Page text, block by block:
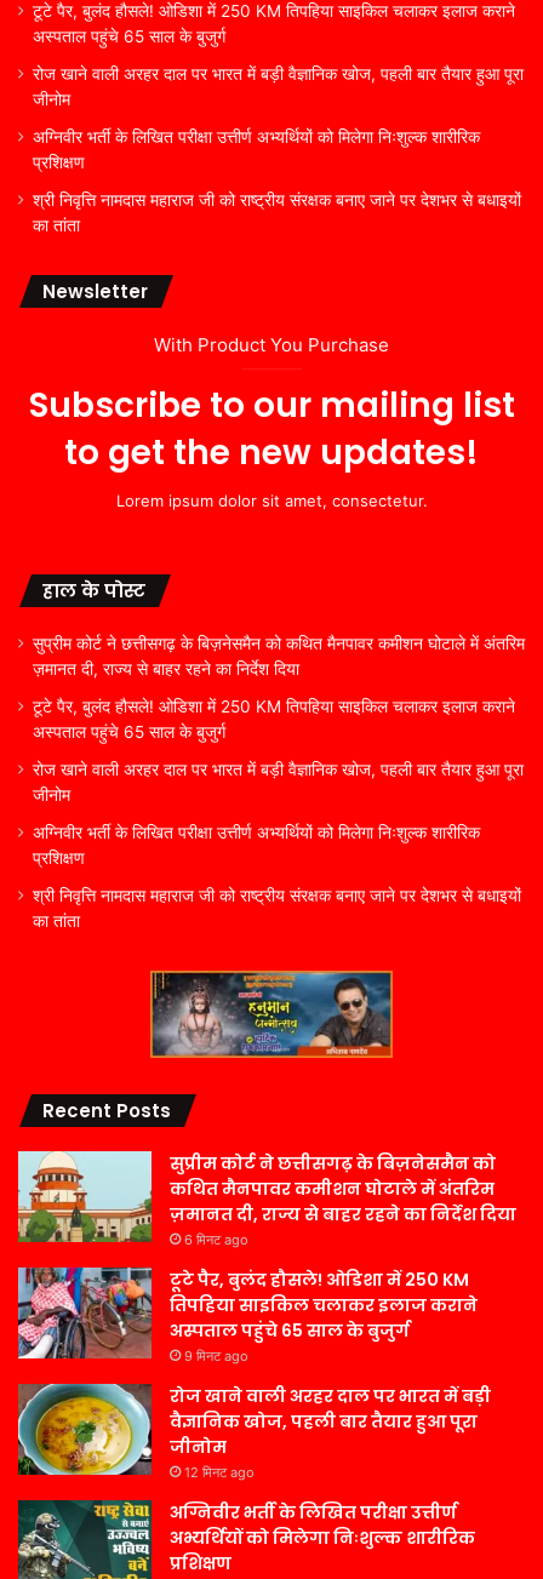
टूटे पैर, बुलंद हौसले! ओडिशा में 250 KM तिपहिया साइकिल चलाकर इलाज कराने
अस्पताल पहुंचे 65 साल के बुजुर्ग
रोज खाने वाली अरहर दाल पर भारत में बड़ी वैज्ञानिक खोज, पहली बार तैयार हुआ पूरा
जीनोम
अग्निवीर भर्ती के लिखित परीक्षा उत्तीर्ण अभ्यर्थियों को मिलेगा निःशुल्क शारीरिक
प्रशिक्षण
श्री निवृत्ति नामदास महाराज जी को राष्ट्रीय संरक्षक बनाए जाने पर देशभर से बधाइयों
का तांता
Newsletter
With Product You Purchase
Subscribe to our mailing list
to get the new updates!
Lorem ipsum dolor sit amet, consectetur.
हाल के पोस्ट
सुप्रीम कोर्ट ने छत्तीसगढ़ के बिज़नेसमैन को कथित मैनपावर कमीशन घोटाले में अंतरिम
ज़मानत दी, राज्य से बाहर रहने का निर्देश दिया
टूटे पैर, बुलंद हौसले! ओडिशा में 250 KM तिपहिया साइकिल चलाकर इलाज कराने
अस्पताल पहुंचे 65 साल के बुजुर्ग
रोज खाने वाली अरहर दाल पर भारत में बड़ी वैज्ञानिक खोज, पहली बार तैयार हुआ पूरा
जीनोम
अग्निवीर भर्ती के लिखित परीक्षा उत्तीर्ण अभ्यर्थियों को मिलेगा निःशुल्क शारीरिक
प्रशिक्षण
श्री निवृत्ति नामदास महाराज जी को राष्ट्रीय संरक्षक बनाए जाने पर देशभर से बधाइयों
का तांता
Recent Posts
सुप्रीम कोर्ट ने छत्तीसगढ़ के बिज़नेसमैन को
कथित मैनपावर कमीशन घोटाले में अंतरिम
ज़मानत दी, राज्य से बाहर रहने का निर्देश दिया
6 मिनट ago
टूटे पैर, बुलंद हौसले! ओडिशा में 250 KM
तिपहिया साइकिल चलाकर इलाज कराने
अस्पताल पहुंचे 65 साल के बुजुर्ग
9 मिनट ago
रोज खाने वाली अरहर दाल पर भारत में बड़ी
वैज्ञानिक खोज, पहली बार तैयार हुआ पूरा
जीनोम
12 मिनट ago
अग्निवीर भर्ती के लिखित परीक्षा उत्तीर्ण
अभ्यर्थियों को मिलेगा निःशुल्क शारीरिक
प्रशिक्षण